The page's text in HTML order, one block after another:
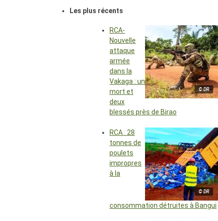
Les plus récents
© DR
RCA-
Nouvelle
attaque
armée
dans la
Vakaga : un
mort et
deux
blessés près de Birao
© DR
RCA : 28
tonnes de
poulets
impropres
à la
consommation détruites à Bangui